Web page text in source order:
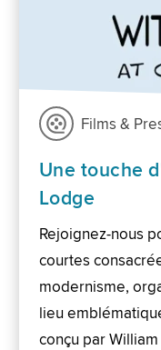
Films &
Une touche
Lodge
Rejoignez-nous
courtes
modernisme,
lieu
conçu par